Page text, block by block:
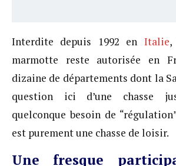
Interdite depuis 1992 en Italie,
marmotte reste autorisée en
dizaine de départements dont la
question ici d’une chasse
quelconque besoin de
est purement une chasse de loisir.
Une fresque